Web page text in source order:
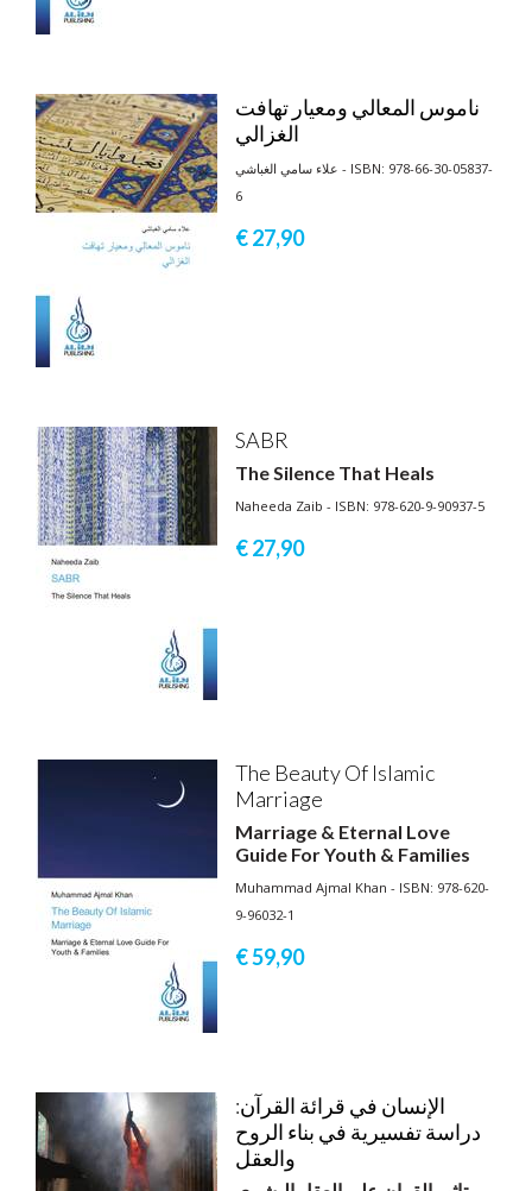
ناموس المعالي ومعيار تهافت
الغزالي
علاء سامي الغباشي - ISBN: 978-66-30-05837-
6
€ 27,90
SABR
The Silence That Heals
Naheeda Zaib - ISBN: 978-620-9-90937-5
€ 27,90
The Beauty Of Islamic
Marriage
Marriage & Eternal Love
Guide For Youth & Families
Muhammad Ajmal Khan - ISBN: 978-620-
9-96032-1
€ 59,90
الإنسان في قرائة القرآن:
دراسة تفسيرية في بناء الروح
والعقل